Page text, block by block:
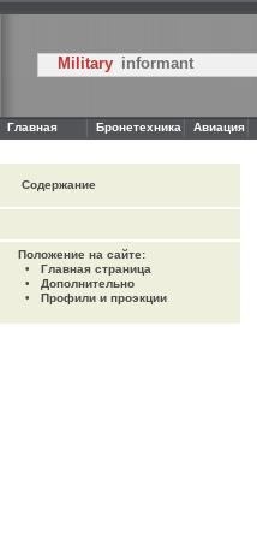
Military informant
Главная Бронетехника Авиация
Содержание
Положение на сайте:
• Главная страница
• Дополнительно
• Профили и проэкции